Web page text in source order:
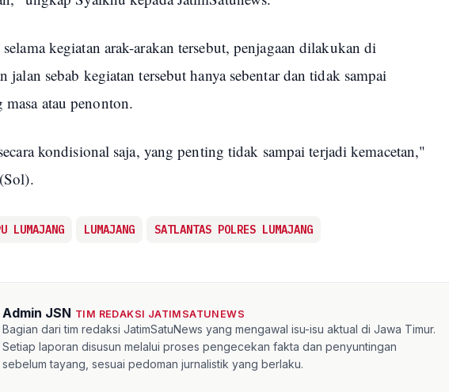
kegiatan arak-arakan tersebut, penjagaan dilakukan di
jalan sebab kegiatan tersebut hanya sebentar dan tidak sampai
atau penonton.
kondisional saja, yang penting tidak sampai terjadi kemacetan,"
LUMAJANG LUMAJANG SATLANTAS POLRES LUMAJANG
Admin JSN TIM REDAKSI JATIMSATUNEWS
Bagian dari tim redaksi JatimSatuNews yang mengawal isu-isu aktual di Jawa Timur.
Setiap laporan disusun melalui proses pengecekan fakta dan penyuntingan
sebelum tayang, sesuai pedoman jurnalistik yang berlaku.